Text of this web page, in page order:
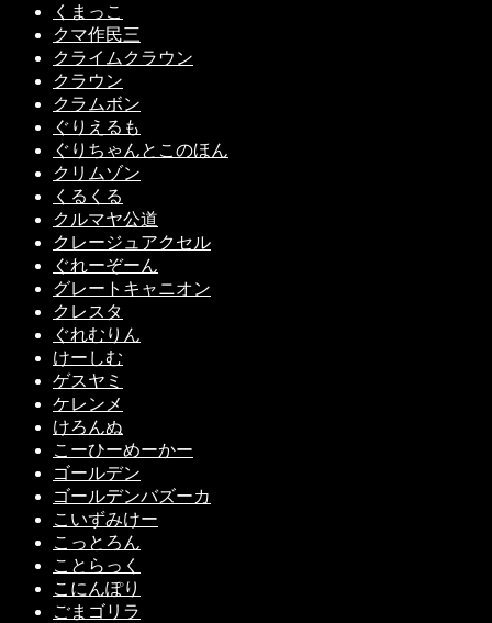
くまっこ
クマ作民三
クライムクラウン
クラウン
クラムボン
ぐりえるも
ぐりちゃんとこのほん
クリムゾン
くるくる
クルマヤ公道
クレージュアクセル
ぐれーぞーん
グレートキャニオン
クレスタ
ぐれむりん
けーしむ
ゲスヤミ
ケレンメ
けろんぬ
こーひーめーかー
ゴールデン
ゴールデンバズーカ
こいずみけー
こっとろん
ことらっく
こにんぽり
ごまゴリラ